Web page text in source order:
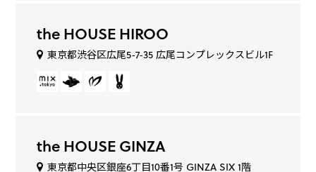
the HOUSE HIROO
東京都渋谷区広尾5-7-35 広尾コンプレックスビル1F
the HOUSE GINZA
東京都中央区銀座6丁目10番1号 GINZA SIX 1階